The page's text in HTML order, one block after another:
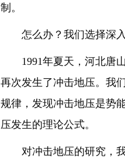
制。
怎么办？我们选择深入
1991年夏天，河北唐山
再次发生了冲击地压。我
规律，发现冲击地压是势
压发生的理论公式。
对冲击地压的研究，我